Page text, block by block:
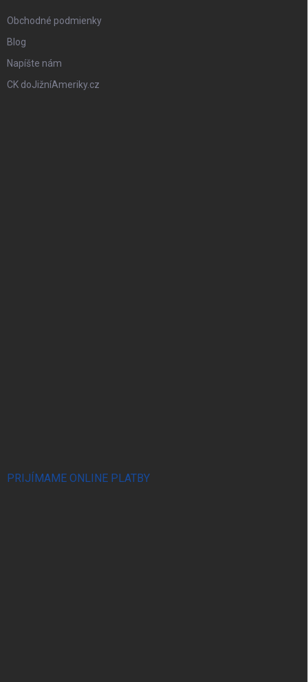
Obchodné podmienky
Blog
Napíšte nám
CK doJižníAmeriky.cz
PRIJÍMAME ONLINE PLATBY